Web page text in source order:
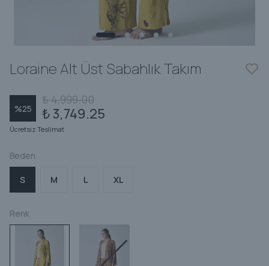
Loraine Alt Üst Sabahlık Takım
%25
₺ 4,999.00
₺ 3,749.25
Ücretsiz Teslimat
Beden
S M L XL
Renk